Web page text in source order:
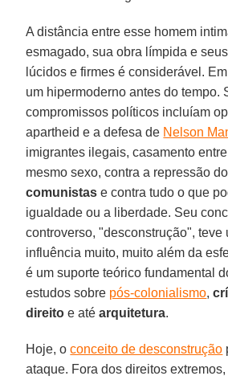
A distância entre esse homem
esmagado, sua obra límpida e
lúcidos e firmes é considerável.
um hipermoderno antes do tempo.
compromissos políticos incluíam
apartheid e a defesa de Nelson
imigrantes ilegais, casamento
mesmo sexo, contra a repressão
comunistas e contra tudo o que
igualdade ou a liberdade. Seu
controverso, "desconstrução", teve
influência muito, muito além da
é um suporte teórico fundamental
estudos sobre pós-colonialismo,
direito e atéarquitetura.
Hoje, oconceito de desconstrução
ataque. Fora dos direitos